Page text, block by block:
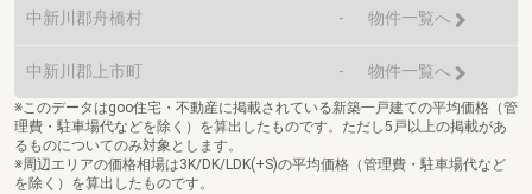
中新川郡舟橋村 - 物件一覧へ
中新川郡上市町 - 物件一覧へ
※このデータはgoo住宅・不動産に掲載されている新築一戸建ての平均価格（管
理費・駐車場代などを除く）を算出したものです。ただし5戸以上の掲載があ
るものについてのみ対象とします。
※周辺エリアの価格相場は3K/DK/LDK(+S)の平均価格（管理費・駐車場代など
を除く）を算出したものです。